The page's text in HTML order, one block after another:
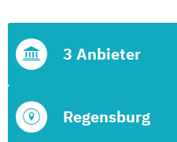
Regensburg
3 Anbieter